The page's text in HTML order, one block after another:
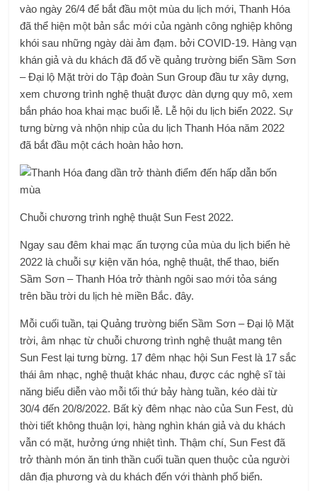
vào ngày 26/4 để bắt đầu một mùa du lịch mới, Thanh Hóa
đã thể hiện một bản sắc mới của ngành công nghiệp không
khói sau những ngày dài ảm đạm. bởi COVID-19. Hàng vạn
khán giả và du khách đã đổ về quảng trường biển Sầm Sơn
– Đại lộ Mặt trời do Tập đoàn Sun Group đầu tư xây dựng,
xem chương trình nghệ thuật được dàn dựng quy mô, xem
bắn pháo hoa khai mạc buổi lễ. Lễ hội du lịch biển 2022. Sự
tưng bừng và nhộn nhịp của du lịch Thanh Hóa năm 2022
đã bắt đầu một cách hoàn hảo hơn.
Chuỗi chương trình nghệ thuật Sun Fest 2022.
Ngay sau đêm khai mạc ấn tượng của mùa du lịch biển hè
2022 là chuỗi sự kiện văn hóa, nghệ thuật, thể thao, biến
Sầm Sơn – Thanh Hóa trở thành ngôi sao mới tỏa sáng
trên bầu trời du lịch hè miền Bắc. đây.
Mỗi cuối tuần, tại Quảng trường biển Sầm Sơn – Đại lộ Mặt
trời, âm nhạc từ chuỗi chương trình nghệ thuật mang tên
Sun Fest lại tưng bừng. 17 đêm nhạc hội Sun Fest là 17 sắc
thái âm nhạc, nghệ thuật khác nhau, được các nghệ sĩ tài
năng biểu diễn vào mỗi tối thứ bảy hàng tuần, kéo dài từ
30/4 đến 20/8/2022. Bất kỳ đêm nhạc nào của Sun Fest, dù
thời tiết không thuận lợi, hàng nghìn khán giả và du khách
vẫn có mặt, hưởng ứng nhiệt tình. Thậm chí, Sun Fest đã
trở thành món ăn tinh thần cuối tuần quen thuộc của người
dân địa phương và du khách đến với thành phố biển.